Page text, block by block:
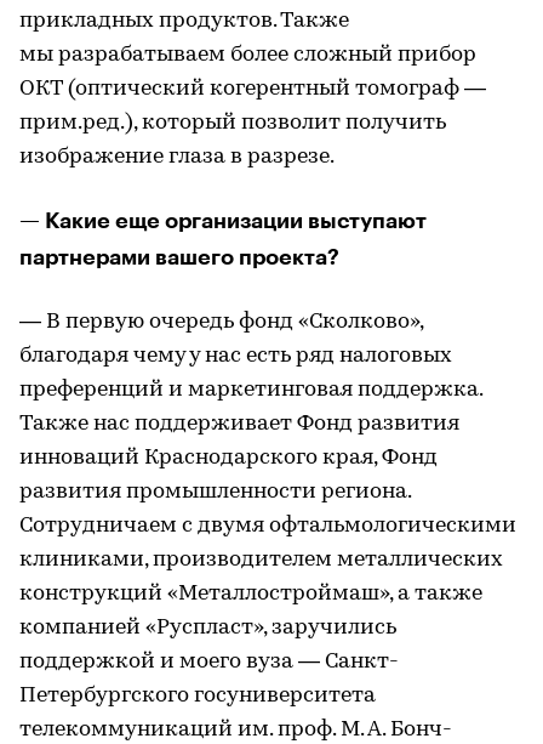
прикладных продуктов. Также
мы разрабатываем более сложный прибор
ОКТ (оптический когерентный томограф —
прим.ред.), который позволит получить
изображение глаза в разрезе.
— Какие еще организации выступают
партнерами вашего проекта?
— В первую очередь фонд «Сколково»,
благодаря чему у нас есть ряд налоговых
преференций и маркетинговая поддержка.
Также нас поддерживает Фонд развития
инноваций Краснодарского края, Фонд
развития промышленности региона.
Сотрудничаем с двумя офтальмологическими
клиниками, производителем металлических
конструкций «Металлостроймаш», а также
компанией «Руспласт», заручились
поддержкой и моего вуза — Санкт-
Петербургского госуниверситета
телекоммуникаций им. проф. М. А. Бонч-